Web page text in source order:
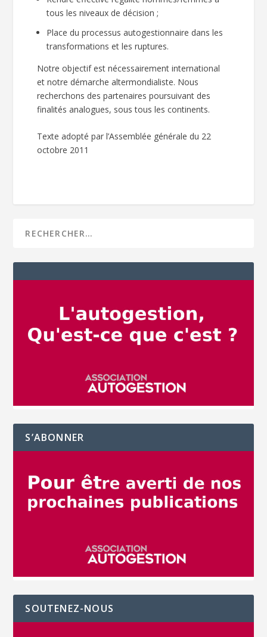
tous les niveaux de décision ;
Place du processus autogestionnaire dans les
transformations et les ruptures.
Notre objectif est nécessairement international
et notre démarche altermondialiste. Nous
recherchons des partenaires poursuivant des
finalités analogues, sous tous les continents.
Texte adopté par l’Assemblée générale du 22
octobre 2011
S’ABONNER
SOUTENEZ-NOUS